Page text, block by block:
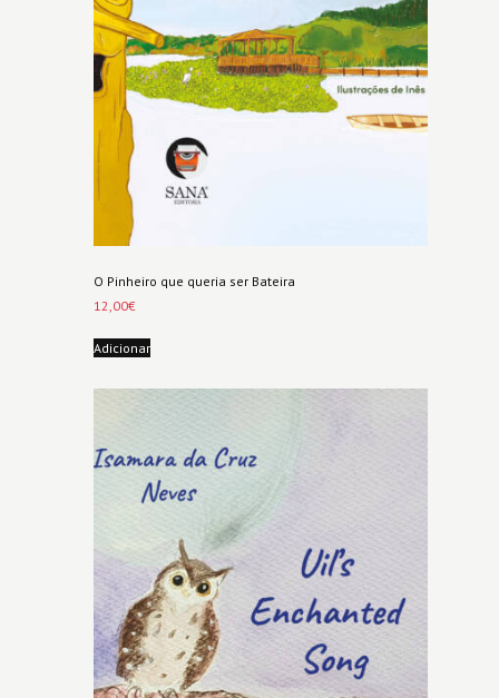
O Pinheiro que queria ser Bateira
12,00€
Adicionar